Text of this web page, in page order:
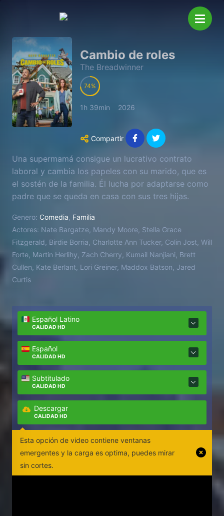
Cambio de roles
The Breadwinner
74
1h 39min 2026
Compartir
Una supermamá consigue un lucrativo contrato
laboral y cambia los papeles con su marido, que es
el sostén de la familia. Él lucha por adaptarse como
padre que se queda en casa con sus tres hijas.
Genero: Comedia Familia
Actores: Nate Bargatze, Mandy Moore, Stella Grace
Fitzgerald, Birdie Borria, Charlotte Ann Tucker, Colin Jost, Will
Forte, Martin Herlihy, Zach Cherry, Kumail Nanjiani, Brett
Cullen, Kate Berlant, Lori Greiner, Maddox Batson, Jared
Curtis
Español Latino
CALIDAD HD
Español
CALIDAD HD
Subtitulado
CALIDAD HD
Descargar
CALIDAD HD
Esta opción de video contiene ventanas
emergentes y la carga es optima, puedes mirar
sin cortes.